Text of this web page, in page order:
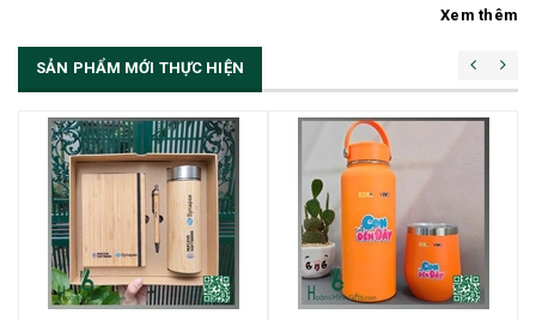
Xem thêm
SẢN PHẨM MỚI THỰC HIỆN